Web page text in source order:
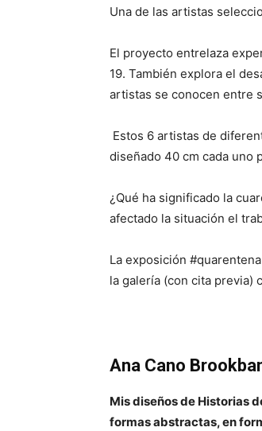
Una de las artistas
El proyecto entrelaza
19. También explora el
artistas se conocen entre
Estos 6 artistas de
diseñado 40 cm cada uno
¿Qué ha significado la
afectado la situación el
La exposición
la galería (con cita previa)
Ana Cano
Mis diseños de Historias
formas abstractas, en